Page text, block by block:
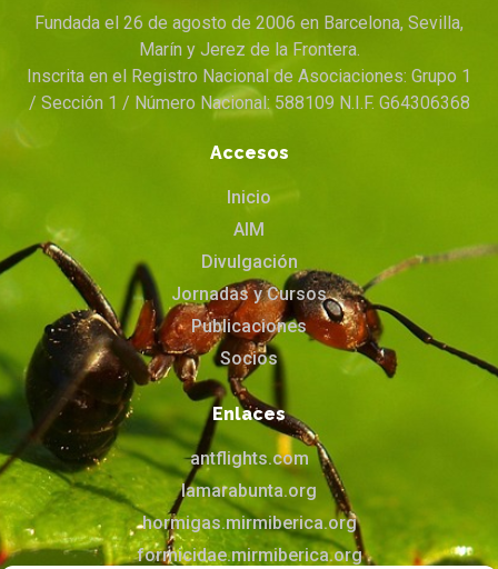
Fundada el 26 de agosto de 2006 en Barcelona, Sevilla,
Marín y Jerez de la Frontera.
Inscrita en el Registro Nacional de Asociaciones: Grupo 1
/ Sección 1 / Número Nacional: 588109 N.I.F. G64306368
Accesos
Inicio
AIM
Divulgación
Jornadas y Cursos
Publicaciones
Socios
Enlaces
antflights.com
lamarabunta.org
hormigas.mirmiberica.org
formicidae.mirmiberica.org